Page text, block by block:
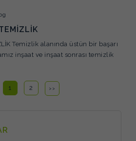
Temizlik alanında üstün bir başarı
inşaat ve inşaat sonrası temizlik
1 2 >>